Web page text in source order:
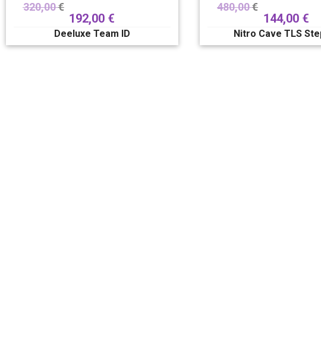
320,00€
192,00 €
Deeluxe Team ID
480,00€
144,00 €
Nitro Cave TLS